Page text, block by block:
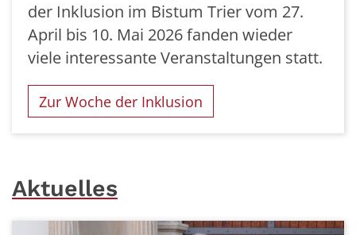
der Inklusion im Bistum Trier vom 27.
April bis 10. Mai 2026 fanden wieder
viele interessante Veranstaltungen statt.
Zur Woche der Inklusion
Aktuelles